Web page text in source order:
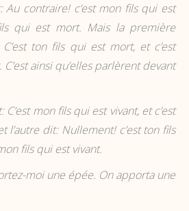
Au contraire! c’est mon fils qui est
qui est mort. Mais la première
ton fils qui est mort, et c’est
ainsi qu’elles parlèrent devant
C’est mon fils qui est vivant, et c’est
l’autre dit: Nullement! c’est ton fils
fils qui est vivant.
moi une épée. On apporta une